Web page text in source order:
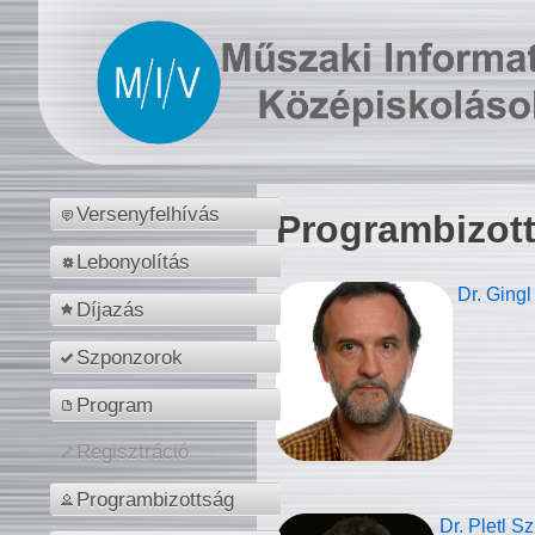
Versenyfelhívás
Lebonyolítás
Díjazás
Szponzorok
Program
Regisztráció
Programbizottság
Dr.
Dr. Pletl